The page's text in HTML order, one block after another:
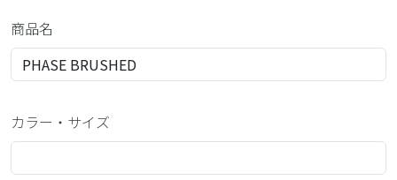
商品名
カラー・サイズ